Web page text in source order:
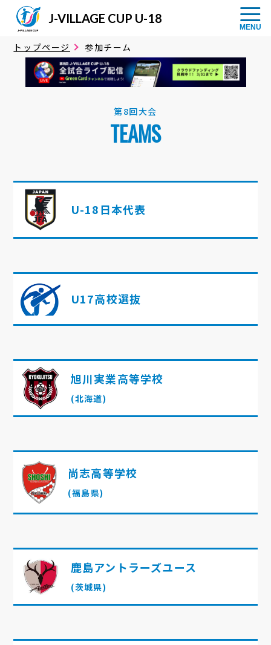
J-VILLAGE CUP U-18
トップページ 参加チーム
第8回大会
TEAMS
U-18日本代表
U17高校選抜
旭川実業高等学校
(北海道)
尚志高等学校
(福島県)
鹿島アントラーズユース
(茨城県)